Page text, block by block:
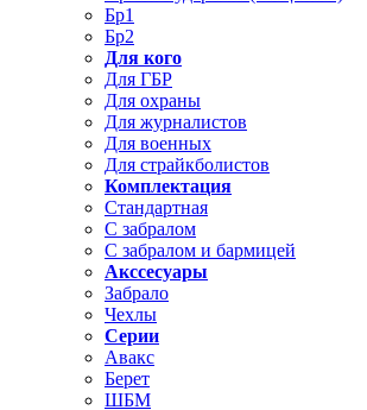
Бр1
Бр2
Для кого
Для ГБР
Для охраны
Для журналистов
Для военных
Для страйкболистов
Комплектация
Стандартная
С забралом
С забралом и бармицей
Акссесуары
Забрало
Чехлы
Серии
Авакс
Берет
ШБМ